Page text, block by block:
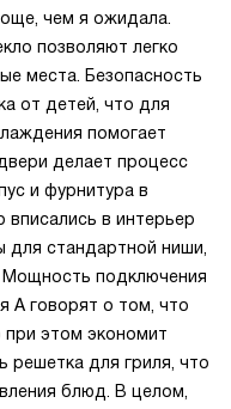
чем я ожидала.
позволяют легко
места. Безопасность
от детей, что для
помогает
делает процесс
и фурнитура в
вписались в интерьер
для стандартной ниши,
Мощность подключения
A говорят о том, что
при этом экономит
решетка для гриля, что
блюд. В целом,